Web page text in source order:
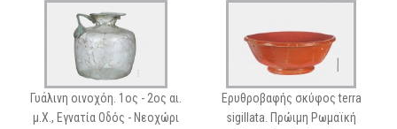
Γυάλινη οινοχόη. 1ος - 2ος αι.
μ.Χ., Εγνατία Οδός - Νεοχώρι
Ερυθροβαφής σκύφος terra
sigillata. Πρώιμη Ρωμαϊκή